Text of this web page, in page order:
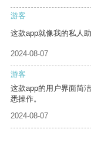
游客
这款app就像我的私人
2024-08-07
游客
这款app的用户界面简
悉操作。
2024-08-07